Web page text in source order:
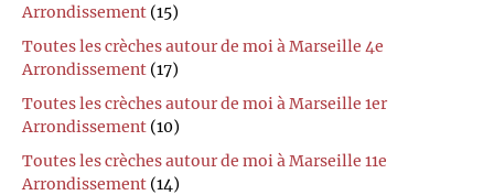
Arrondissement (15)
Toutes les crèches autour de moi à Marseille 4e
Arrondissement (17)
Toutes les crèches autour de moi à Marseille 1er
Arrondissement (10)
Toutes les crèches autour de moi à Marseille 11e
Arrondissement (14)